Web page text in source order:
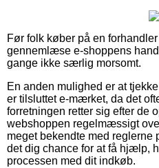
Før folk køber på en
gennemlæse e-shoppens
gange ikke særlig morsomt.
En anden mulighed er at
er tilsluttet e-mærket, da det
forretningen retter sig efter de
webshoppen regelmæssigt
meget bekendte med reglerne
det dig chance for at få hjælp,
processen med dit indkøb.